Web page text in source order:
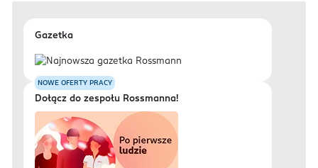
Gazetka
NOWE OFERTY PRACY
Dołącz do zespołu Rossmanna!